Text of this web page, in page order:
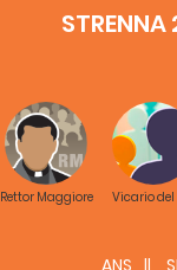
Rettor Maggiore Vicario del